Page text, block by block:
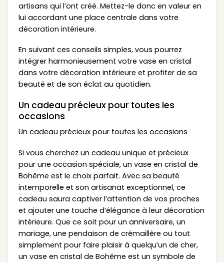
artisans qui l’ont créé. Mettez-le donc en valeur en
lui accordant une place centrale dans votre
décoration intérieure.
En suivant ces conseils simples, vous pourrez
intégrer harmonieusement votre vase en cristal
dans votre décoration intérieure et profiter de sa
beauté et de son éclat au quotidien.
Un cadeau précieux pour toutes les
occasions
Un cadeau précieux pour toutes les occasions
Si vous cherchez un cadeau unique et précieux
pour une occasion spéciale, un vase en cristal de
Bohême est le choix parfait. Avec sa beauté
intemporelle et son artisanat exceptionnel, ce
cadeau saura captiver l’attention de vos proches
et ajouter une touche d’élégance à leur décoration
intérieure. Que ce soit pour un anniversaire, un
mariage, une pendaison de crémaillère ou tout
simplement pour faire plaisir à quelqu’un de cher,
un vase en cristal de Bohême est un symbole de